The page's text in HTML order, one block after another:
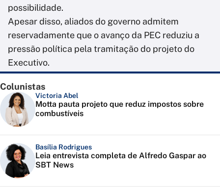
possibilidade.
Apesar disso, aliados do governo admitem
reservadamente que o avanço da PEC reduziu a
pressão política pela tramitação do projeto do
Executivo.
Colunistas
Victoria Abel
Motta pauta projeto que reduz impostos sobre
combustíveis
Basília Rodrigues
Leia entrevista completa de Alfredo Gaspar ao
SBT News